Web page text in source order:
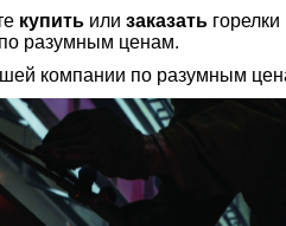
купить или заказать
разумным ценам.
компании по разумным